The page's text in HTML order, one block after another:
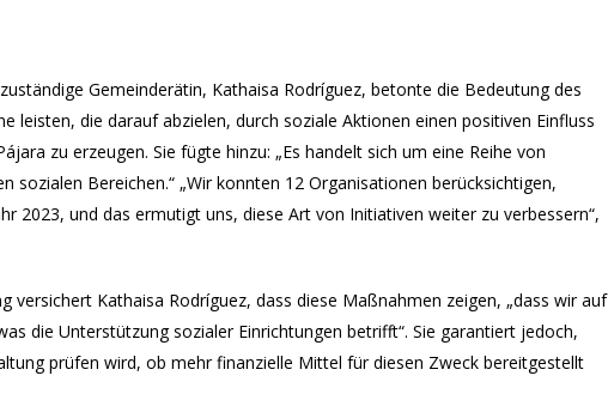
Gemeinderätin, Kathaisa Rodríguez, betonte die Bedeutung des
leisten, die darauf abzielen, durch soziale Aktionen einen positiven Einfluss
zu erzeugen. Sie fügte hinzu: „Es handelt sich um eine Reihe von
sozialen Bereichen.“ „Wir konnten 12 Organisationen berücksichtigen,
2023, und das ermutigt uns, diese Art von Initiativen weiter zu verbessern“,
versichert Kathaisa Rodríguez, dass diese Maßnahmen zeigen, „dass wir auf
die Unterstützung sozialer Einrichtungen betrifft“. Sie garantiert jedoch,
prüfen wird, ob mehr finanzielle Mittel für diesen Zweck bereitgestellt